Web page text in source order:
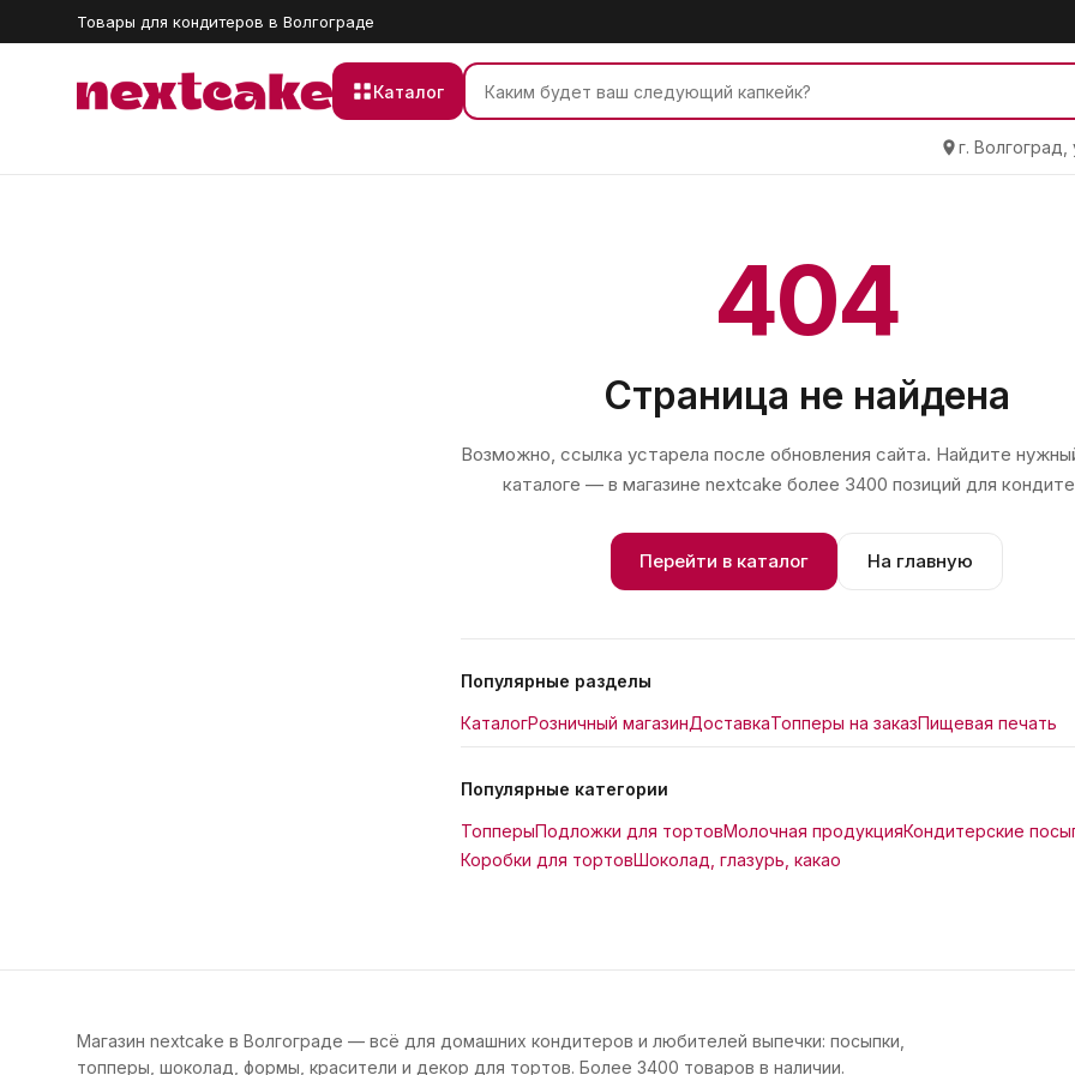
Товары для кондитеров в Волгограде
Каталог
г.
404
Страница не найдена
Возможно, ссылка устарела после обновления сайта. Найдите
каталоге — в магазине nextcake более 3400 позиций для
Перейти в каталог На главную
Популярные разделы
КаталогРозничный магазинДоставкаТопперы на заказПищевая печать
Популярные категории
ТопперыПодложки для тортовМолочная продукцияКондитерские
Коробки для тортовШоколад, глазурь, какао
Магазин nextcake в Волгограде — всё для домашних кондитеров и любителей выпечки: посыпки,
топперы, шоколад, формы, красители и декор для тортов. Более 3400 товаров в наличии.